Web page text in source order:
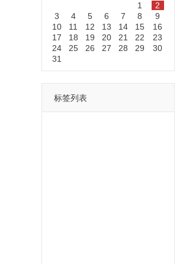
1
2
3
4 5 6 7 8
9
10
11 12 13 14 15
16
17
18 19 20 21 22
23
24
25 26 27 28 29
30
31
标签列表